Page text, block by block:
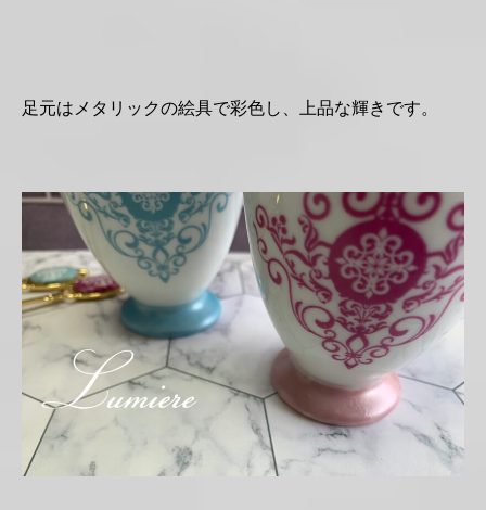
足元はメタリックの絵具で彩色し、上品な輝きです。